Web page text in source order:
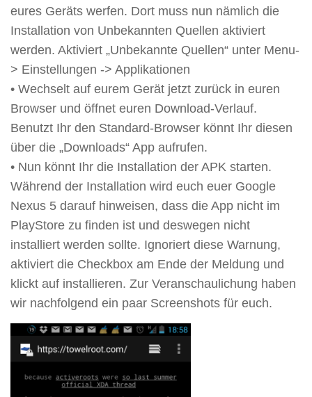
eures Geräts werfen. Dort muss nun nämlich die
Installation von Unbekannten Quellen aktiviert
werden. Aktiviert „Unbekannte Quellen“ unter Menu-
> Einstellungen -> Applikationen
• Wechselt auf eurem Gerät jetzt zurück in euren
Browser und öffnet euren Download-Verlauf.
Benutzt Ihr den Standard-Browser könnt Ihr diesen
über die „Downloads“ App aufrufen.
• Nun könnt Ihr die Installation der APK starten.
Während der Installation wird euch euer Google
Nexus 5 darauf hinweisen, dass die App nicht im
PlayStore zu finden ist und deswegen nicht
installiert werden sollte. Ignoriert diese Warnung,
aktiviert die Checkbox am Ende der Meldung und
klickt auf installieren. Zur Veranschaulichung haben
wir nachfolgend ein paar Screenshots für euch.